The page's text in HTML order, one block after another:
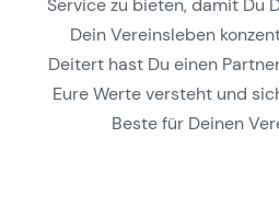
Service zu bieten, damit Du
Dein Vereinsleben
Deitert hast Du einen
Eure Werte versteht und
Beste für Deinen